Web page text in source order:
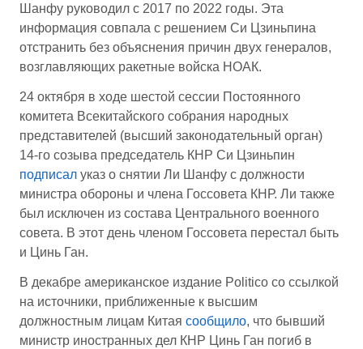
Шанфу руководил с 2017 по 2022 годы. Эта
информация совпала с решением Си Цзиньпина
отстранить без объяснения причин двух генералов,
возглавляющих ракетные войска НОАК.
24 октября в ходе шестой сессии Постоянного
комитета Всекитайского собрания народных
представителей (высший законодательный орган)
14-го созыва председатель КНР Си Цзиньпин
подписал указ о снятии Ли Шанфу с должности
министра обороны и члена Госсовета КНР. Ли также
был исключен из состава Центрального военного
совета. В этот день членом Госсовета перестал быть
и Цинь Ган.
В декабре американское издание Politico со ссылкой
на источники, приближенные к высшим
должностным лицам Китая сообщило, что бывший
министр иностранных дел КНР Цинь Ган погиб в